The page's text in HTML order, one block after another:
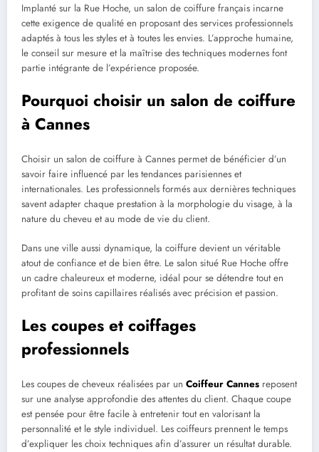
Implanté sur la Rue Hoche, un salon de coiffure français incarne
cette exigence de qualité en proposant des services professionnels
adaptés à tous les styles et à toutes les envies. L’approche humaine,
le conseil sur mesure et la maîtrise des techniques modernes font
partie intégrante de l’expérience proposée.
Pourquoi choisir un salon de coiffure
à Cannes
Choisir un salon de coiffure à Cannes permet de bénéficier d’un
savoir faire influencé par les tendances parisiennes et
internationales. Les professionnels formés aux dernières techniques
savent adapter chaque prestation à la morphologie du visage, à la
nature du cheveu et au mode de vie du client.
Dans une ville aussi dynamique, la coiffure devient un véritable
atout de confiance et de bien être. Le salon situé Rue Hoche offre
un cadre chaleureux et moderne, idéal pour se détendre tout en
profitant de soins capillaires réalisés avec précision et passion.
Les coupes et coiffages
professionnels
Les coupes de cheveux réalisées par un Coiffeur Cannes reposent
sur une analyse approfondie des attentes du client. Chaque coupe
est pensée pour être facile à entretenir tout en valorisant la
personnalité et le style individuel. Les coiffeurs prennent le temps
d’expliquer les choix techniques afin d’assurer un résultat durable.